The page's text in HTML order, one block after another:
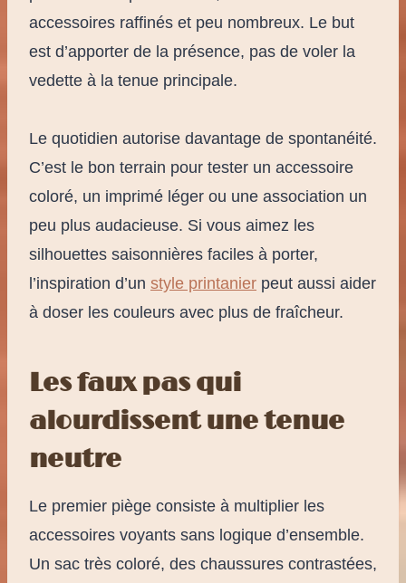
accessoires raffinés et peu nombreux. Le but
est d’apporter de la présence, pas de voler la
vedette à la tenue principale.
Le quotidien autorise davantage de spontanéité.
C’est le bon terrain pour tester un accessoire
coloré, un imprimé léger ou une association un
peu plus audacieuse. Si vous aimez les
silhouettes saisonnières faciles à porter,
l’inspiration d’un style printanier peut aussi aider
à doser les couleurs avec plus de fraîcheur.
Les faux pas qui
alourdissent une tenue
neutre
Le premier piège consiste à multiplier les
accessoires voyants sans logique d’ensemble.
Un sac très coloré, des chaussures contrastées,